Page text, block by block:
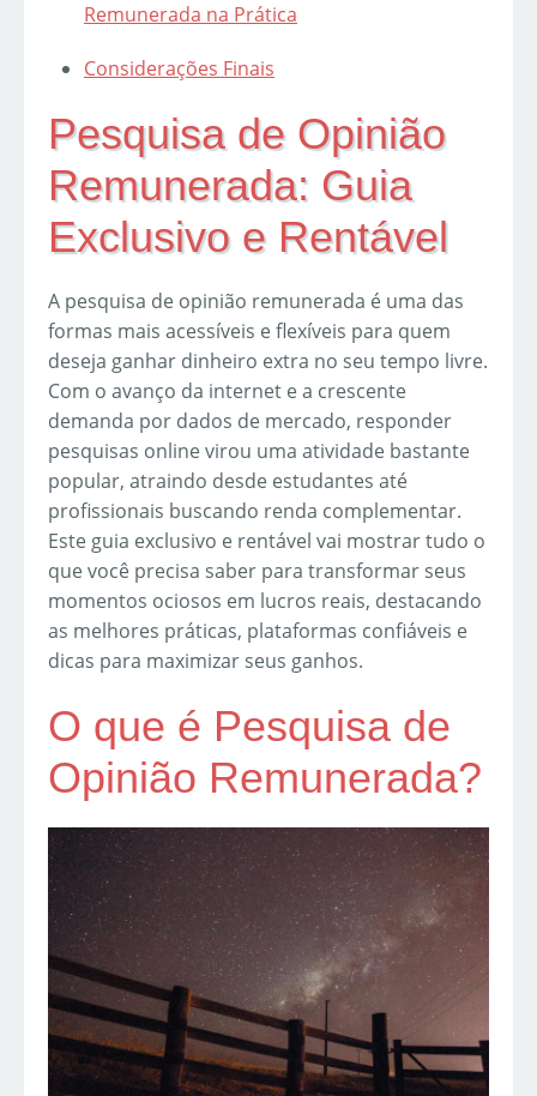
Remunerada na Prática
Considerações Finais
Pesquisa de Opinião
Remunerada: Guia
Exclusivo e Rentável
A pesquisa de opinião remunerada é uma das
formas mais acessíveis e flexíveis para quem
deseja ganhar dinheiro extra no seu tempo livre.
Com o avanço da internet e a crescente
demanda por dados de mercado, responder
pesquisas online virou uma atividade bastante
popular, atraindo desde estudantes até
profissionais buscando renda complementar.
Este guia exclusivo e rentável vai mostrar tudo o
que você precisa saber para transformar seus
momentos ociosos em lucros reais, destacando
as melhores práticas, plataformas confiáveis e
dicas para maximizar seus ganhos.
O que é Pesquisa de
Opinião Remunerada?